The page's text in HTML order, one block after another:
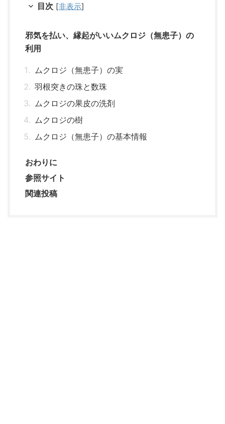
目次 [非表示]
邪気を払い、縁起がいいムクロジ（無患子）の
利用
ムクロジ（無患子）の実
羽根突きの珠と数珠
ムクロジの果皮の洗剤
ムクロジの樹
ムクロジ（無患子）の基本情報
おわりに
参照サイト
関連投稿